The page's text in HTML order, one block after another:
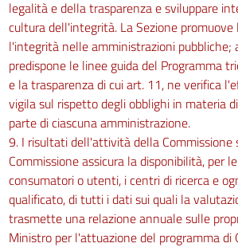
legalità e della trasparenza e sviluppare
cultura dell'integrità. La Sezione
l'integrità nelle amministrazioni pubbliche;
predispone le linee guida del Programma
e la trasparenza di cui art. 11, ne verifica
vigila sul rispetto degli obblighi in materia
parte di ciascuna amministrazione.
9. I risultati dell'attività della Commissione
Commissione assicura la disponibilità, per
consumatori o utenti, i centri di ricerca e
qualificato, di tutti i dati sui quali la
trasmette una relazione annuale sulle
Ministro per l'attuazione del programma di